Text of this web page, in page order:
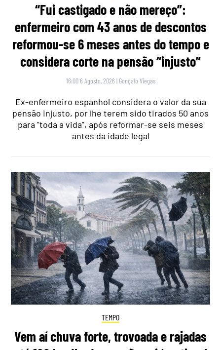
“Fui castigado e não mereço”:
enfermeiro com 43 anos de descontos
reformou-se 6 meses antes do tempo e
considera corte na pensão “injusto”
16:00 6 Agosto, 2026 | Gonçalo Viegas
Ex-enfermeiro espanhol considera o valor da sua
pensão injusto, por lhe terem sido tirados 50 anos
para "toda a vida", após reformar-se seis meses
antes da idade legal
TEMPO
Vem aí chuva forte, trovoada e rajadas